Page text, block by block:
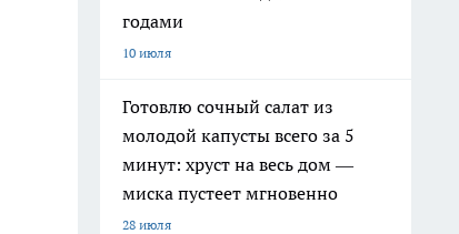
годами
10 июля
Готовлю сочный салат из
молодой капусты всего за 5
минут: хруст на весь дом —
миска пустеет мгновенно
28 июля